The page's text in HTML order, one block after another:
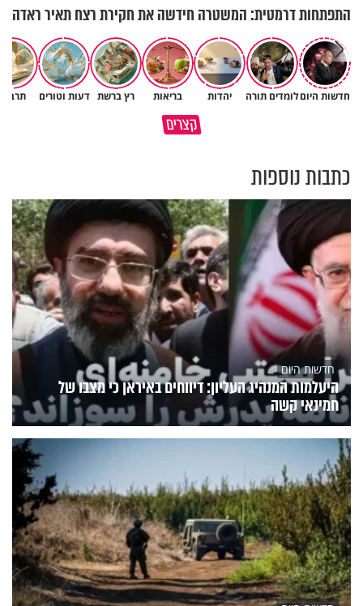
התפתחות דרמטית: המשטרה חידשה את חקירת רצח תאיר ראדה
חדשות היוםלומדים תורה יהדות בריאות רץ ברשת דעות וטורים
קצריםמדוע האמונה נמשלה למלח?
גם ׳הרע׳ זה הרחמים של בורא
כתבות נוספות
חדשות היום
היעלמות המנהיג העליון: דיווחים באיראן כי מצבו של
חמינאי קשה